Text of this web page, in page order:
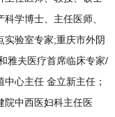
学博士、主任医师、
验室专家;重庆市外阴
雅夫医疗首席临床专家/
心主任 金立新主任；
院中西医妇科主任医